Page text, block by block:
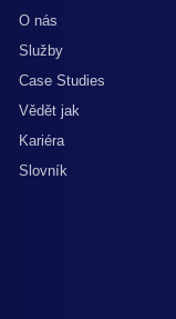
O nás
Služby
Case Studies
Vědět jak
Kariéra
Slovník